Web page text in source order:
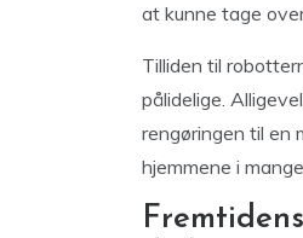
at kunne tage
Tilliden til
pålidelige.
rengøringen til en
hjemmene i